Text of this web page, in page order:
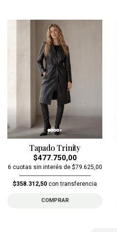
Tapado Trinity
$477.750,00
6 cuotas sin interés de $79.625,00
$358.312,50 con transferencia
COMPRAR